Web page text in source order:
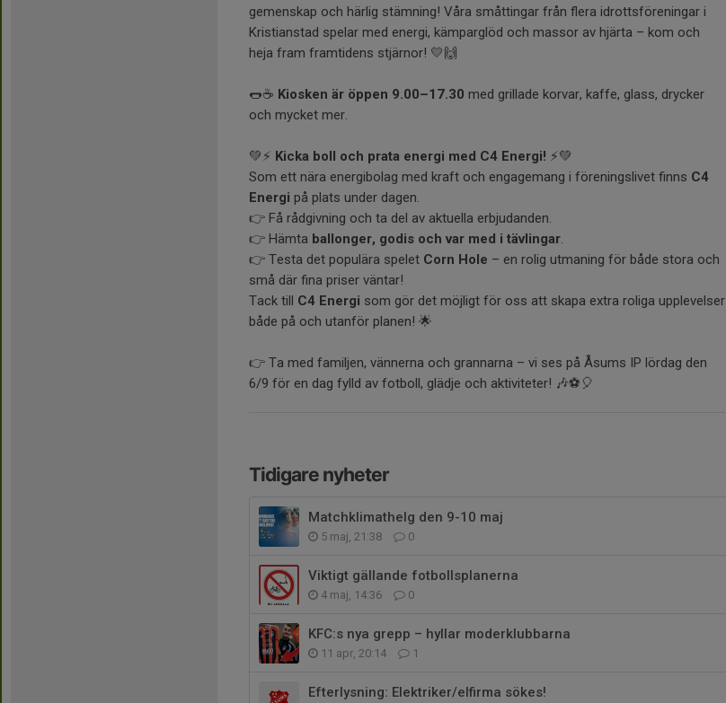
gemenskap och härlig stämning! Våra småttingar från flera idrottsföreningar i
Kristianstad spelar med energi, kämparglöd och massor av hjärta – kom och
heja fram framtidens stjärnor! 💛🙌
🌭☕ Kiosken är öppen 9.00–17.30 med grillade korvar, kaffe, glass, drycker
och mycket mer.
💚⚡ Kicka boll och prata energi med C4 Energi! ⚡💚
Som ett nära energibolag med kraft och engagemang i föreningslivet finns C4
Energi på plats under dagen.
👉 Få rådgivning och ta del av aktuella erbjudanden.
👉 Hämta ballonger, godis och var med i tävlingar
👉 Testa det populära spelet Corn Hole – en rolig utmaning för både stora och
små där fina priser väntar!
Tack till C4 Energi som gör det möjligt för oss att skapa extra roliga upplevelser
både på och utanför planen! 🌟
👉 Ta med familjen, vännerna och grannarna – vi ses på Åsums IP lördag den
6/9 för en dag fylld av fotboll, glädje och aktiviteter! 🎶⚽🎈
Tidigare nyheter
Matchklimathelg den 9-10 maj
5 maj, 21:38 0
Viktigt gällande fotbollsplanerna
4 maj, 14:36 0
KFC:s nya grepp – hyllar moderklubbarna
11 apr, 20:14 1
Efterlysning: Elektriker/elfirma sökes!